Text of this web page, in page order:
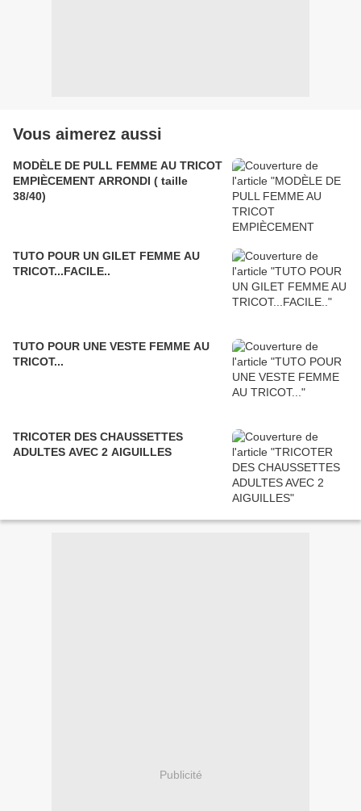
Vous aimerez aussi
MODÈLE DE PULL FEMME AU TRICOT
EMPIÈCEMENT ARRONDI ( taille
38/40)
TUTO POUR UN GILET FEMME AU
TRICOT...FACILE..
TUTO POUR UNE VESTE FEMME AU
TRICOT...
TRICOTER DES CHAUSSETTES
ADULTES AVEC 2 AIGUILLES
Publicité